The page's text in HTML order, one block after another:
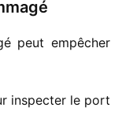
peut empêcher
inspecter le port